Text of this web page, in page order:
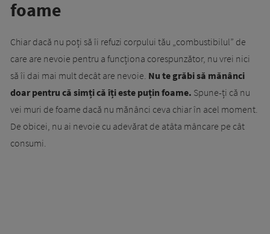
foame
Chiar dacă nu poți să îi refuzi corpului tău „combustibilul” de
care are nevoie pentru a funcționa corespunzător, nu vrei nici
să îi dai mai mult decât are nevoie. Nu te grăbi să mănânci
doar pentru că simți că îți este puțin foame. Spune-ți că nu
vei muri de foame dacă nu mănânci ceva chiar în acel moment.
De obicei, nu ai nevoie cu adevărat de atâta mâncare pe cât
consumi.